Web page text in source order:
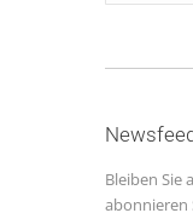
Bleiben Sie
abonnieren